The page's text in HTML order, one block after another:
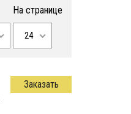
На странице
24
Заказать